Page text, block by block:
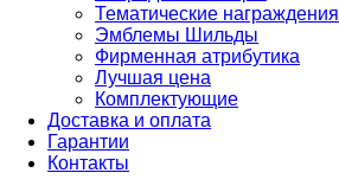
Тематические награждения
Эмблемы Шильды
Фирменная атрибутика
Лучшая цена
Комплектующие
Доставка и оплата
Гарантии
Контакты